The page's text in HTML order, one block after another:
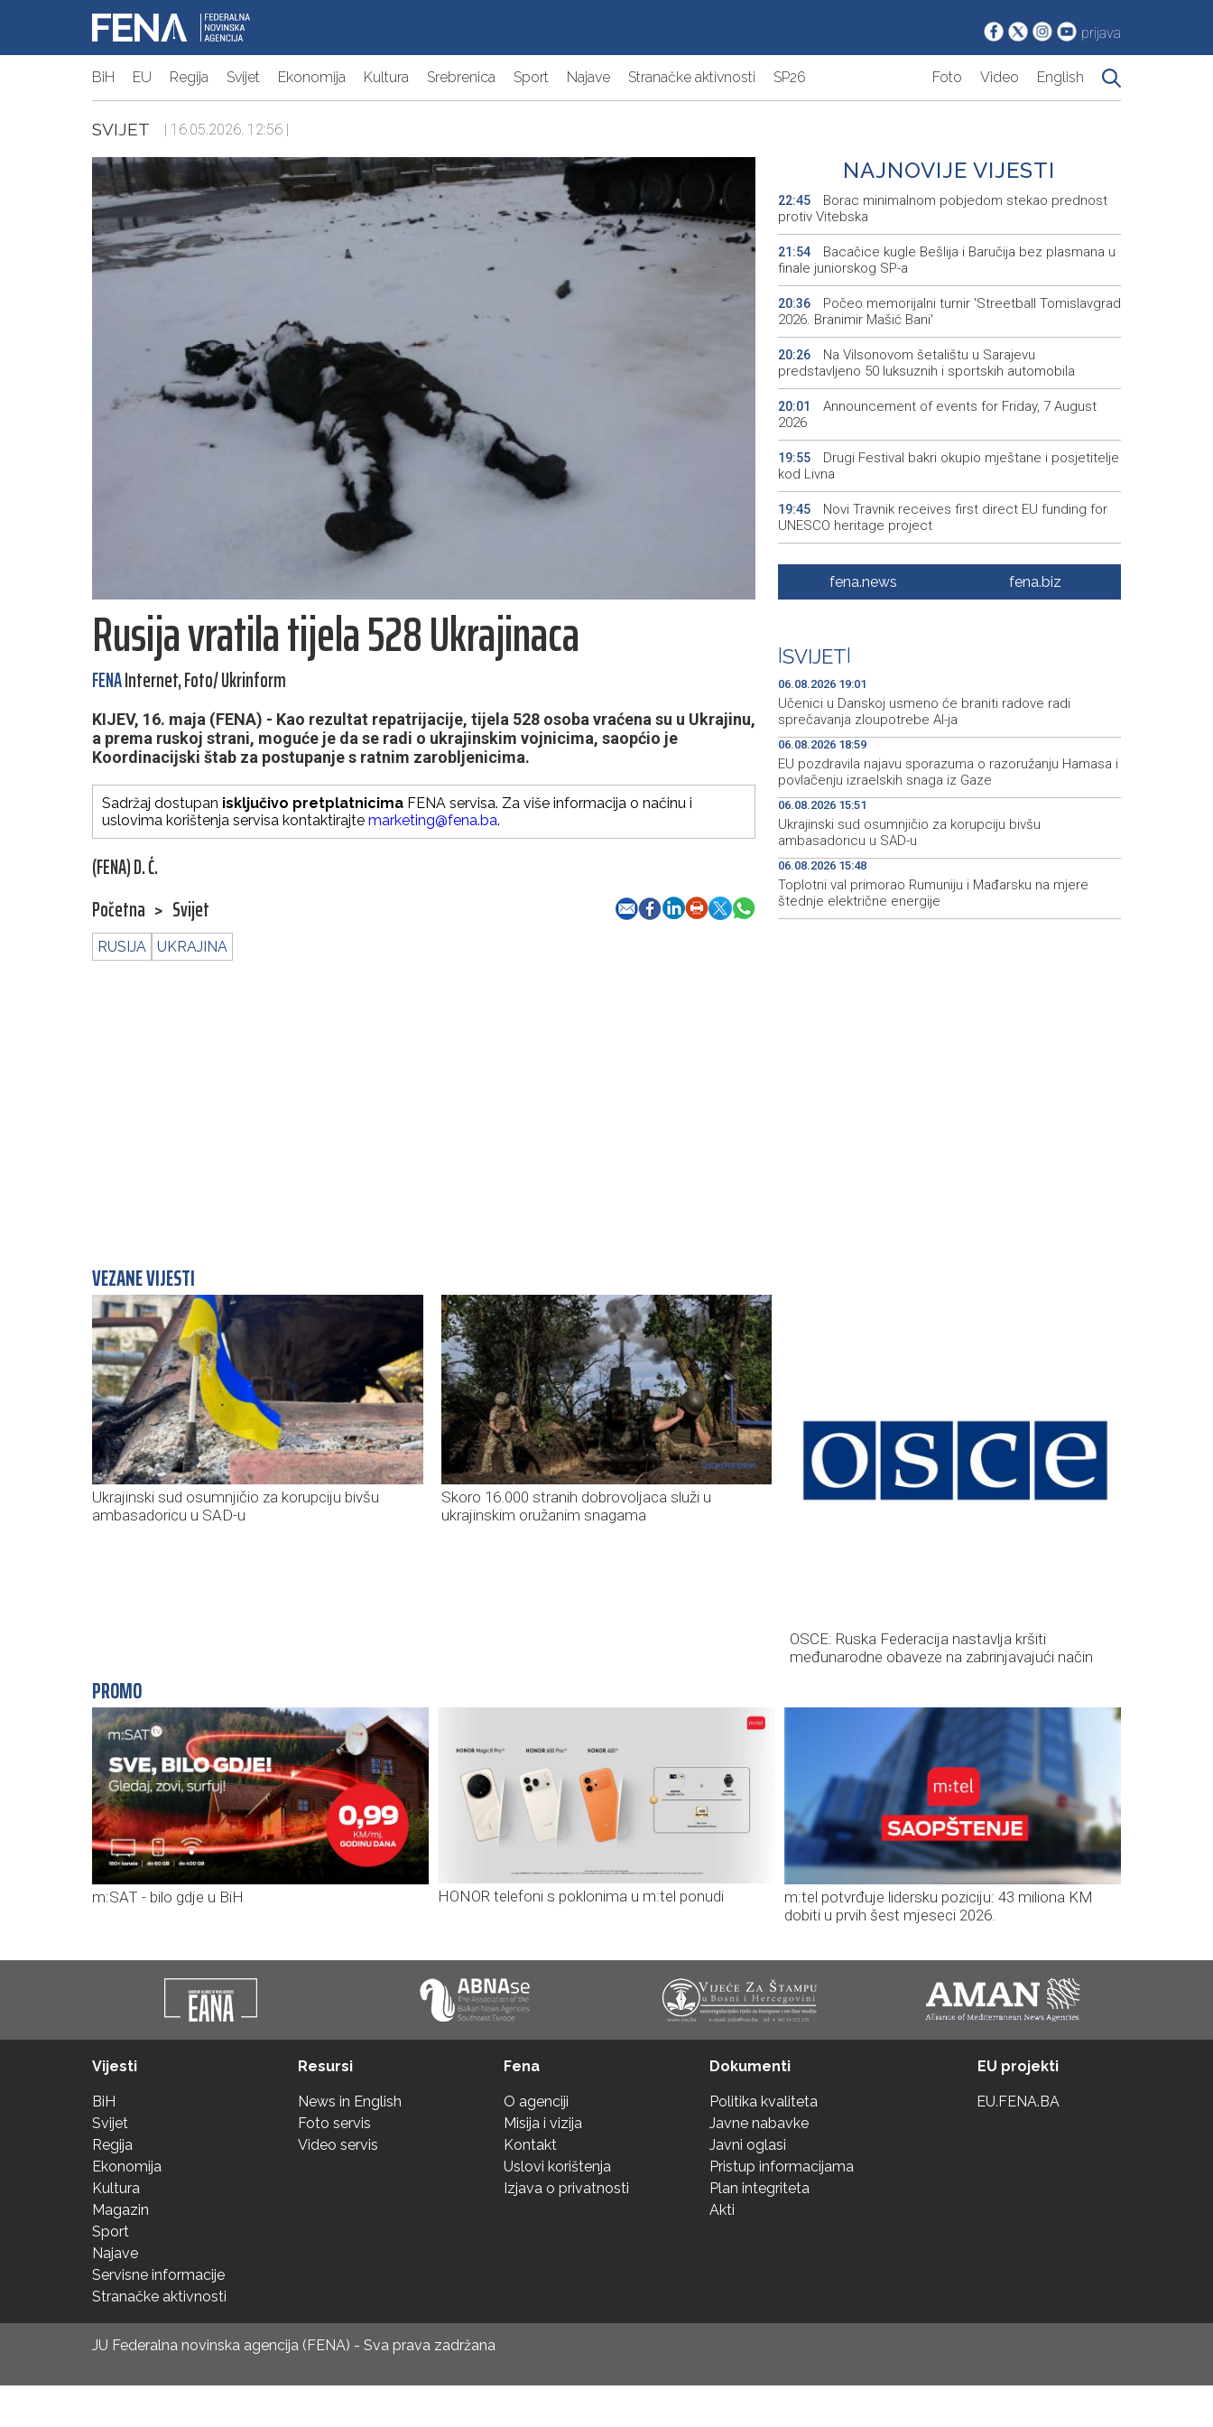
prijava
BiH EU Regija Svijet Ekonomija Kultura Srebrenica Sport Najave Stranačke aktivnosti SP26 Foto Video English
SVIJET | 16.05.2026. 12:56 |
Rusija vratila tijela 528 Ukrajinaca
FENAInternet, Foto/ Ukrinform
KIJEV, 16. maja (FENA) - Kao rezultat repatrijacije, tijela 528 osoba vraćena su u Ukrajinu,
a prema ruskoj strani, moguće je da se radi o ukrajinskim vojnicima, saopćio je
Koordinacijski štab za postupanje s ratnim zarobljenicima.
Sadržaj dostupan isključivo pretplatnicima FENA servisa. Za više informacija o načinu i
uslovima korištenja servisa kontaktirajte marketing@fena.ba.
(FENA) D. Ć.
Početna > Svijet
RUSIJA UKRAJINA
NAJNOVIJE VIJESTI
22:45
Borac minimalnom pobjedom stekao prednost
protiv Vitebska
21:54
Bacačice kugle Bešlija i Baručija bez plasmana u
finale juniorskog SP-a
20:36
Počeo memorijalni turnir 'Streetball Tomislavgrad
2026. Branimir Mašić Bani'
20:26
Na Vilsonovom šetalištu u Sarajevu
predstavljeno 50 luksuznih i sportskih automobila
20:01
Announcement of events for Friday, 7 August
2026
19:55
Drugi Festival bakri okupio mještane i posjetitelje
kod Livna
19:45
Novi Travnik receives first direct EU funding for
UNESCO heritage project
Crishock: OHR maintains an open dialogue with
all political stakeholders in BiH
19:29
Španska krajnja ljevica i desnica ujedinjene protiv
Maroka kao suorganizatora SP 2030.
fena.news fena.biz
SVIJET
06.08.2026 19:01
Učenici u Danskoj usmeno će braniti radove radi
sprečavanja zloupotrebe AI-ja
06.08.2026 18:59
EU pozdravila najavu sporazuma o razoružanju Hamasa i
povlačenju izraelskih snaga iz Gaze
06.08.2026 15:51
Ukrajinski sud osumnjičio za korupciju bivšu
ambasadoricu u SAD-u
06.08.2026 15:48
Toplotni val primorao Rumuniju i Mađarsku na mjere
štednje električne energije
VEZANE VIJESTI
Ukrajinski sud osumnjičio za korupciju bivšu
ambasadoricu u SAD-u
Skoro 16.000 stranih dobrovoljaca služi u
ukrajinskim oružanim snagama
OSCE: Ruska Federacija nastavlja kršiti
međunarodne obaveze na zabrinjavajući način
PROMO
m:SAT - bilo gdje u BiH HONOR telefoni s poklonima u m:tel ponudi
m:tel potvrđuje lidersku poziciju: 43 miliona KM
dobiti u prvih šest mjeseci 2026.
Vijesti
BiH
Svijet
Regija
Ekonomija
Kultura
Magazin
Sport
Najave
Servisne informacije
Stranačke aktivnosti
Resursi
News in English
Foto servis
Video servis
Fena
O agenciji
Misija i vizija
Kontakt
Uslovi korištenja
Izjava o privatnosti
Dokumenti
Politika kvaliteta
Javne nabavke
Javni oglasi
Pristup informacijama
Plan integriteta
Akti
EU projekti
EU.FENA.BA
JU Federalna novinska agencija (FENA) - Sva prava zadržana